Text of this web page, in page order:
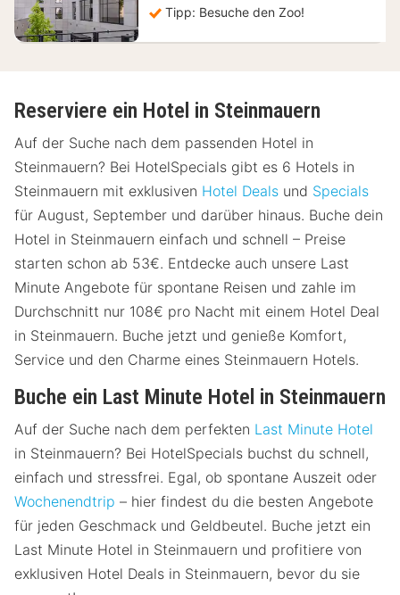
Tipp: Besuche den Zoo!
Reserviere ein Hotel in Steinmauern
Auf der Suche nach dem passenden Hotel in
Steinmauern? Bei HotelSpecials gibt es 6 Hotels in
Steinmauern mit exklusiven Hotel Deals und Specials
für August, September und darüber hinaus. Buche dein
Hotel in Steinmauern einfach und schnell – Preise
starten schon ab 53€. Entdecke auch unsere Last
Minute Angebote für spontane Reisen und zahle im
Durchschnitt nur 108€ pro Nacht mit einem Hotel Deal
in Steinmauern. Buche jetzt und genieße Komfort,
Service und den Charme eines Steinmauern Hotels.
Buche ein Last Minute Hotel in Steinmauern
Auf der Suche nach dem perfekten Last Minute Hotel
in Steinmauern? Bei HotelSpecials buchst du schnell,
einfach und stressfrei. Egal, ob spontane Auszeit oder
Wochenendtrip – hier findest du die besten Angebote
für jeden Geschmack und Geldbeutel. Buche jetzt ein
Last Minute Hotel in Steinmauern und profitiere von
exklusiven Hotel Deals in Steinmauern, bevor du sie